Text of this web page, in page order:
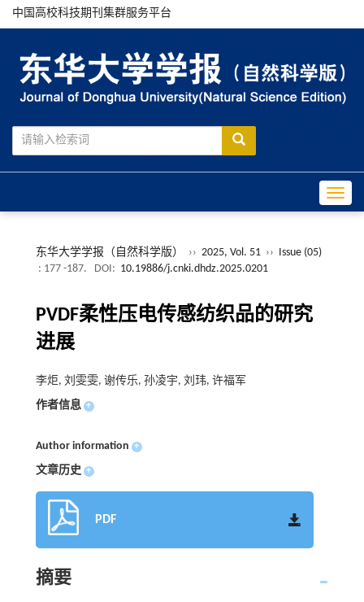
中国高校科技期刊集群服务平台
东华大学学报（自然科学版） ›› 2025, Vol. 51 ›› Issue (05)
: 177 -187.
DOI: 10.19886/j.cnki.dhdz.2025.0201
PVDF柔性压电传感纺织品的研究
进展
李炬, 刘雯雯, 谢传乐, 孙凌宇, 刘玮, 许福军
作者信息 +
Author information +
文章历史 +
PDF
摘要